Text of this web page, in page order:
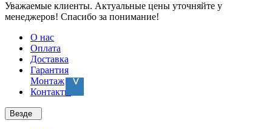
Уважаемые клиенты. Актуальные цены уточняйте у
менеджеров! Спасибо за понимание!
О нас
Оплата
Доставка
Гарантия
Монтаж
Контакты
Везде